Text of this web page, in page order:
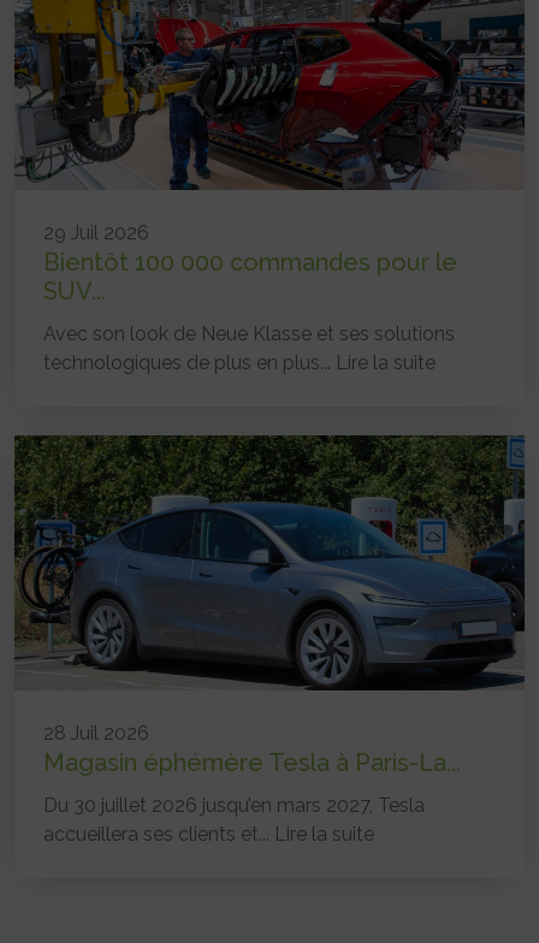
29 Juil 2026
Bientôt 100 000 commandes pour le
SUV...
Avec son look de Neue Klasse et ses solutions
technologiques de plus en plus... Lire la suite
28 Juil 2026
Magasin éphémère Tesla à Paris-La...
Du 30 juillet 2026 jusqu’en mars 2027, Tesla
accueillera ses clients et... Lire la suite